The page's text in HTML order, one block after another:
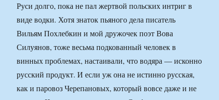
Руси долго, пока не пал жертвой польских интриг в
виде водки. Хотя знаток пьяного дела писатель
Вильям Похлебкин и мой дружочек поэт Вова
Силуянов, тоже весьма подкованный человек в
винных проблемах, настаивали, что водяра — исконно
русский продукт. И если уж она не истинно русская,
как и паровоз Черепановых, который вовсе даже и не